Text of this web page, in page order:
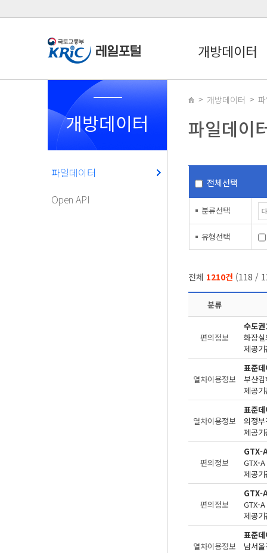
개방데이터
개방데이터
파일데이터
Open API
개방데이터
파일데이
전체선택
분류선택
유형선택
전체 1210건 (118 /
분류
편의정보
수도
화장
제공
열차이용정보
표준
부산
제공
열차이용정보
표준
의정
제공
편의정보
GTX-
제공
편의정보
GTX-
제공
열차이용정보
표준
남서